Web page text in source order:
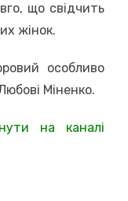
що свідчить
жінок.
особливо
Міненко.
на каналі